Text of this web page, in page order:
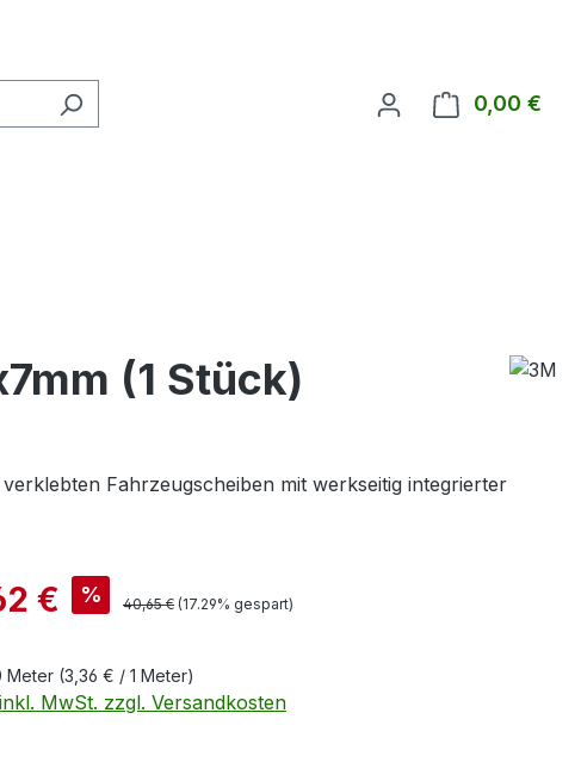
0,00 €
(1 Stück)
Fahrzeugscheiben mit werkseitig integrierter
€ % Regulärer Preis:
40,65 € (17.29% gespart)
Meter (3,36 € / 1 Meter)
MwSt. zzgl. Versandkosten